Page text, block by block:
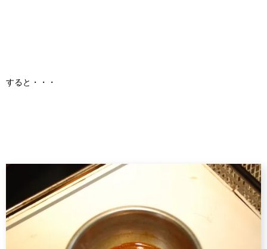
すると・・・